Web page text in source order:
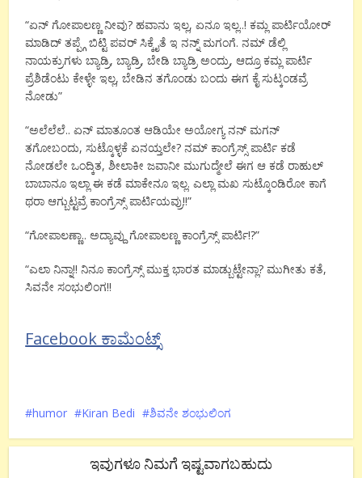
“ಏನ್ ಗೋಪಾಲಣ್ಣ ನೀವು? ಹವಾನು ಇಲ್ಲ, ಏನೂ ಇಲ್ಲ..! ಕಮ್ಲ ಪಾರ್ಟಿಯೋರ್
ಮಾಡಿದ್ ತಪ್ಪ್ಗೆ ಬಿಟ್ಟಿ ಪವರ್ ಸಿಕ್ಕೈತೆ ಇ ನನ್ನ್ ಮಗಂಗೆ. ನಮ್ ಡೆಲ್ಲಿ
ನಾಯಕ್ರುಗಳು ಬ್ಯಾಡ್ರಿ, ಬ್ಯಾಡ್ರಿ, ಬೇಡಿ ಬ್ಯಾಡ್ರಿ ಅಂದ್ರು, ಆದ್ರೂ ಕಮ್ಲ ಪಾರ್ಟಿ
ಪ್ರೆಶಿಡೆಂಟು ಕೇಳ್ಳೇ ಇಲ್ಲ, ಬೇಡಿನ ತಗೊಂಡು ಬಂದು ಈಗ ಕೈ ಸುಟ್ಕಂಡವ್ರೆ
ನೋಡು”
“ಅಲೆಲೆಲೆ.. ಏನ್ ಮಾತೂಂತ ಆಡಿಯೇ ಅಯೋಗ್ಯ ನನ್ ಮಗನ್
ತಗೋಬಂದು, ಸುಟ್ಕೊಳ್ಳಕೆ ಏನಯ್ತಲೇ? ನಮ್ ಕಾಂಗ್ರೆಸ್ಸ್ ಪಾರ್ಟಿ ಕಡೆ
ನೋಡಲೇ ಒಂದ್ಕಿತ, ಶೀಲಾಕೀ ಜವಾನೀ ಮುಗುದ್ಮೇಲೆ ಈಗ ಆ ಕಡೆ ರಾಹುಲ್
ಬಾಬಾನೂ ಇಲ್ಲಾ ಈ ಕಡೆ ಮಾಕೇನೂ ಇಲ್ಲ. ಎಲ್ಲಾ ಮಖ ಸುಟ್ಕೊಂಡಿರೋ ಕಾಗೆ
ಥರಾ ಆಗ್ಬುಟ್ಟವ್ರೆ ಕಾಂಗ್ರೆಸ್ಸ್ ಪಾರ್ಟಿಯವ್ರು!!”
“ಗೋಪಾಲಣ್ಣಾ.. ಅದ್ಯಾವ್ದು ಗೋಪಾಲಣ್ಣ ಕಾಂಗ್ರೆಸ್ಸ್ ಪಾರ್ಟಿ!?”
“ಎಲಾ ನಿನ್ನಾ!! ನಿನೂ ಕಾಂಗ್ರೆಸ್ಸ್ ಮುಕ್ತ ಭಾರತ ಮಾಡ್ಬುಟ್ಟೇನ್ಲಾ? ಮುಗೀತು ಕತೆ,
ಸಿವನೇ ಸಂಭುಲಿಂಗ!!
Facebook ಕಾಮೆಂಟ್ಸ್
humor Kiran Bedi ಶಿವನೇ ಶಂಭುಲಿಂಗ
ಇವುಗಳೂ ನಿಮಗೆ ಇಷ್ಟವಾಗಬಹುದು